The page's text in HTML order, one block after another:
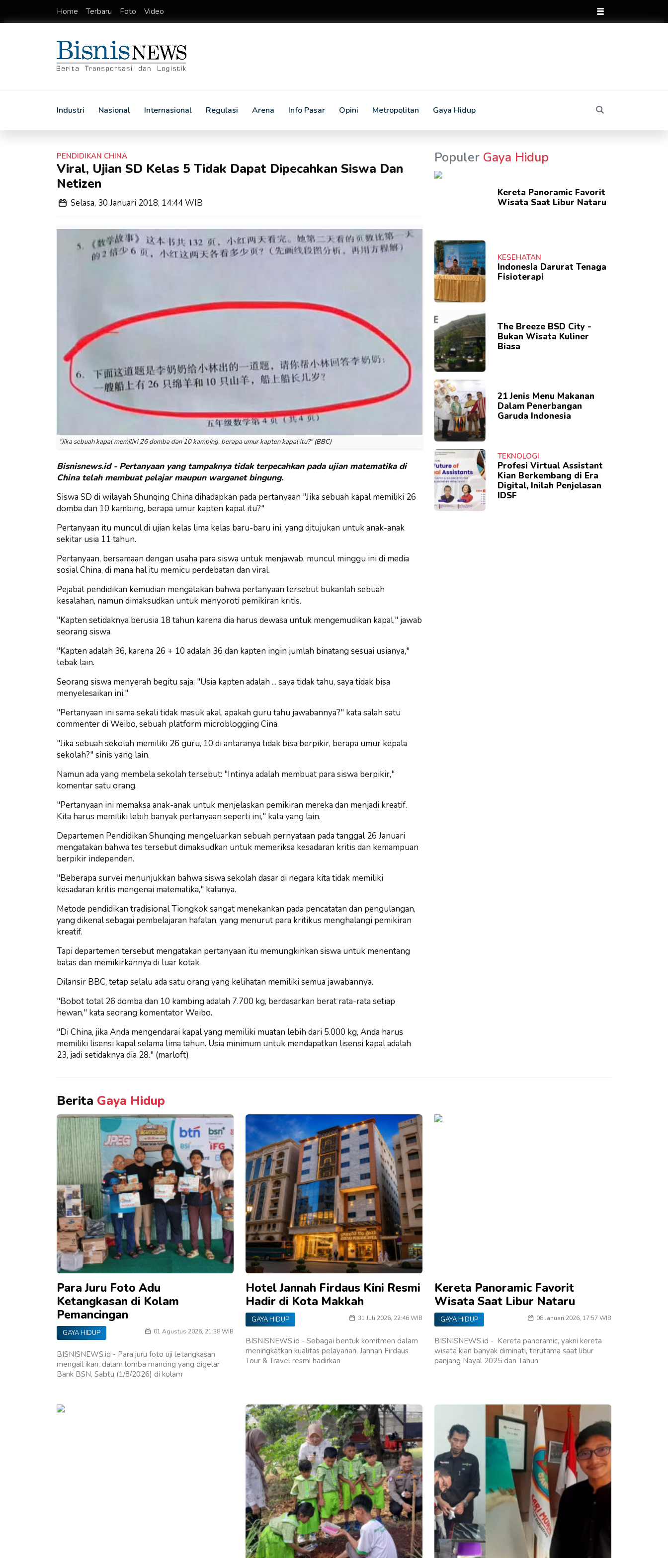
Home Terbaru Foto Video
Industri Nasional Internasional Regulasi Arena Info Pasar Opini Metropolitan Gaya Hidup
PENDIDIKAN CHINA
Viral, Ujian SD Kelas 5 Tidak Dapat Dipecahkan Siswa Dan
Netizen
Selasa, 30 Januari 2018, 14:44 WIB
"Jika sebuah kapal memiliki 26 domba dan 10 kambing, berapa umur kapten kapal itu?" (BBC)
Bisnisnews.id - Pertanyaan yang tampaknya tidak terpecahkan pada ujian matematika di
China telah membuat pelajar maupun warganet bingung.
Siswa SD di wilayah Shunqing China dihadapkan pada pertanyaan "Jika sebuah kapal memiliki 26
domba dan 10 kambing, berapa umur kapten kapal itu?"
Pertanyaan itu muncul di ujian kelas lima kelas baru-baru ini, yang ditujukan untuk anak-anak
sekitar usia 11 tahun.
Pertanyaan, bersamaan dengan usaha para siswa untuk menjawab, muncul minggu ini di media
sosial China, di mana hal itu memicu perdebatan dan viral.
Pejabat pendidikan kemudian mengatakan bahwa pertanyaan tersebut bukanlah sebuah
kesalahan, namun dimaksudkan untuk menyoroti pemikiran kritis.
"Kapten setidaknya berusia 18 tahun karena dia harus dewasa untuk mengemudikan kapal," jawab
seorang siswa.
"Kapten adalah 36, karena 26 + 10 adalah 36 dan kapten ingin jumlah binatang sesuai usianya,"
tebak lain.
Seorang siswa menyerah begitu saja: "Usia kapten adalah ... saya tidak tahu, saya tidak bisa
menyelesaikan ini."
"Pertanyaan ini sama sekali tidak masuk akal, apakah guru tahu jawabannya?" kata salah satu
commenter di Weibo, sebuah platform microblogging Cina.
"Jika sebuah sekolah memiliki 26 guru, 10 di antaranya tidak bisa berpikir, berapa umur kepala
sekolah?" sinis yang lain.
Namun ada yang membela sekolah tersebut: "Intinya adalah membuat para siswa berpikir,"
komentar satu orang.
"Pertanyaan ini memaksa anak-anak untuk menjelaskan pemikiran mereka dan menjadi kreatif.
Kita harus memiliki lebih banyak pertanyaan seperti ini," kata yang lain.
Departemen Pendidikan Shunqing mengeluarkan sebuah pernyataan pada tanggal 26 Januari
mengatakan bahwa tes tersebut dimaksudkan untuk memeriksa kesadaran kritis dan kemampuan
berpikir independen.
"Beberapa survei menunjukkan bahwa siswa sekolah dasar di negara kita tidak memiliki
kesadaran kritis mengenai matematika," katanya.
Metode pendidikan tradisional Tiongkok sangat menekankan pada pencatatan dan pengulangan,
yang dikenal sebagai pembelajaran hafalan, yang menurut para kritikus menghalangi pemikiran
kreatif.
Tapi departemen tersebut mengatakan pertanyaan itu memungkinkan siswa untuk menentang
batas dan memikirkannya di luar kotak.
Dilansir BBC, tetap selalu ada satu orang yang kelihatan memiliki semua jawabannya.
"Bobot total 26 domba dan 10 kambing adalah 7.700 kg, berdasarkan berat rata-rata setiap
hewan," kata seorang komentator Weibo.
"Di China, jika Anda mengendarai kapal yang memiliki muatan lebih dari 5.000 kg, Anda harus
memiliki lisensi kapal selama lima tahun. Usia minimum untuk mendapatkan lisensi kapal adalah
23, jadi setidaknya dia 28." (marloft)
Populer Gaya Hidup
Kereta Panoramic Favorit
Wisata Saat Libur Nataru
KESEHATAN
Indonesia Darurat Tenaga
Fisioterapi
The Breeze BSD City -
Bukan Wisata Kuliner
Biasa
21 Jenis Menu Makanan
Dalam Penerbangan
Garuda Indonesia
TEKNOLOGI
Profesi Virtual Assistant
Kian Berkembang di Era
Digital, Inilah Penjelasan
IDSF
Berita Gaya Hidup
Para Juru Foto Adu
Ketangkasan di Kolam
Pemancingan
GAYA HIDUP 01 Agustus 2026, 21:38 WIB
BISNISNEWS.id - Para juru foto uji letangkasan
mengail ikan, dalam lomba mancing yang digelar
Bank BSN, Sabtu (1/8/2026) di kolam
Hotel Jannah Firdaus Kini Resmi
Hadir di Kota Makkah
GAYA HIDUP 31 Juli 2026, 22:46 WIB
BISNISNEWS.id - Sebagai bentuk komitmen dalam
meningkatkan kualitas pelayanan, Jannah Firdaus
Tour & Travel resmi hadirkan
Kereta Panoramic Favorit
Wisata Saat Libur Nataru
GAYA HIDUP 08 Januari 2026, 17:57 WIB
BISNISNEWS.id - Kereta panoramic, yakni kereta
wisata kian banyak diminati, terutama saat libur
panjang Nayal 2025 dan Tahun